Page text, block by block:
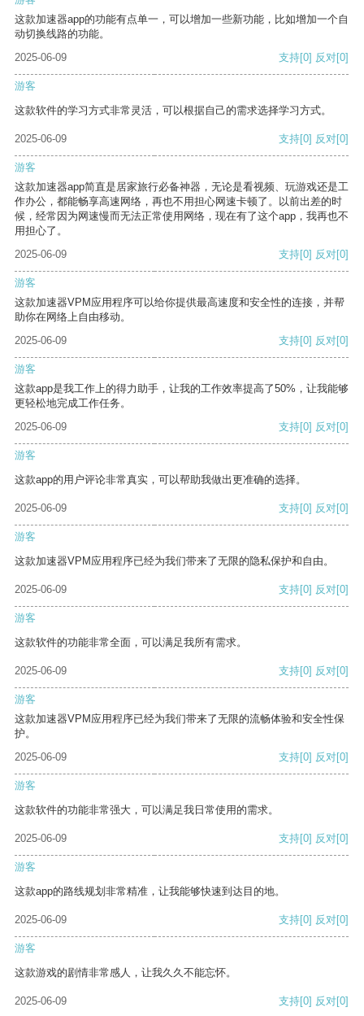
这款加速器app的功能有点单一，可以增加一些新功能，比如增加一个自
动切换线路的功能。
2025-06-09
支持[0] 反对[0]
游客
这款软件的学习方式非常灵活，可以根据自己的需求选择学习方式。
2025-06-09 支持[0] 反对[0]
游客
这款加速器app简直是居家旅行必备神器，无论是看视频、玩游戏还是工
作办公，都能畅享高速网络，再也不用担心网速卡顿了。以前出差的时
候，经常因为网速慢而无法正常使用网络，现在有了这个app，我再也不
用担心了。
2025-06-09
支持[0] 反对[0]
游客
这款加速器VPM应用程序可以给你提供最高速度和安全性的连接，并帮
助你在网络上自由移动。
2025-06-09
支持[0] 反对[0]
游客
这款app是我工作上的得力助手，让我的工作效率提高了50%，让我能够
更轻松地完成工作任务。
2025-06-09
支持[0] 反对[0]
游客
这款app的用户评论非常真实，可以帮助我做出更准确的选择。
2025-06-09 支持[0] 反对[0]
游客
这款加速器VPM应用程序已经为我们带来了无限的隐私保护和自由。
2025-06-09 支持[0] 反对[0]
游客
这款软件的功能非常全面，可以满足我所有需求。
2025-06-09 支持[0] 反对[0]
游客
这款加速器VPM应用程序已经为我们带来了无限的流畅体验和安全性保
护。
2025-06-09
支持[0] 反对[0]
游客
这款软件的功能非常强大，可以满足我日常使用的需求。
2025-06-09 支持[0] 反对[0]
游客
这款app的路线规划非常精准，让我能够快速到达目的地。
2025-06-09 支持[0] 反对[0]
游客
这款游戏的剧情非常感人，让我久久不能忘怀。
2025-06-09 支持[0] 反对[0]